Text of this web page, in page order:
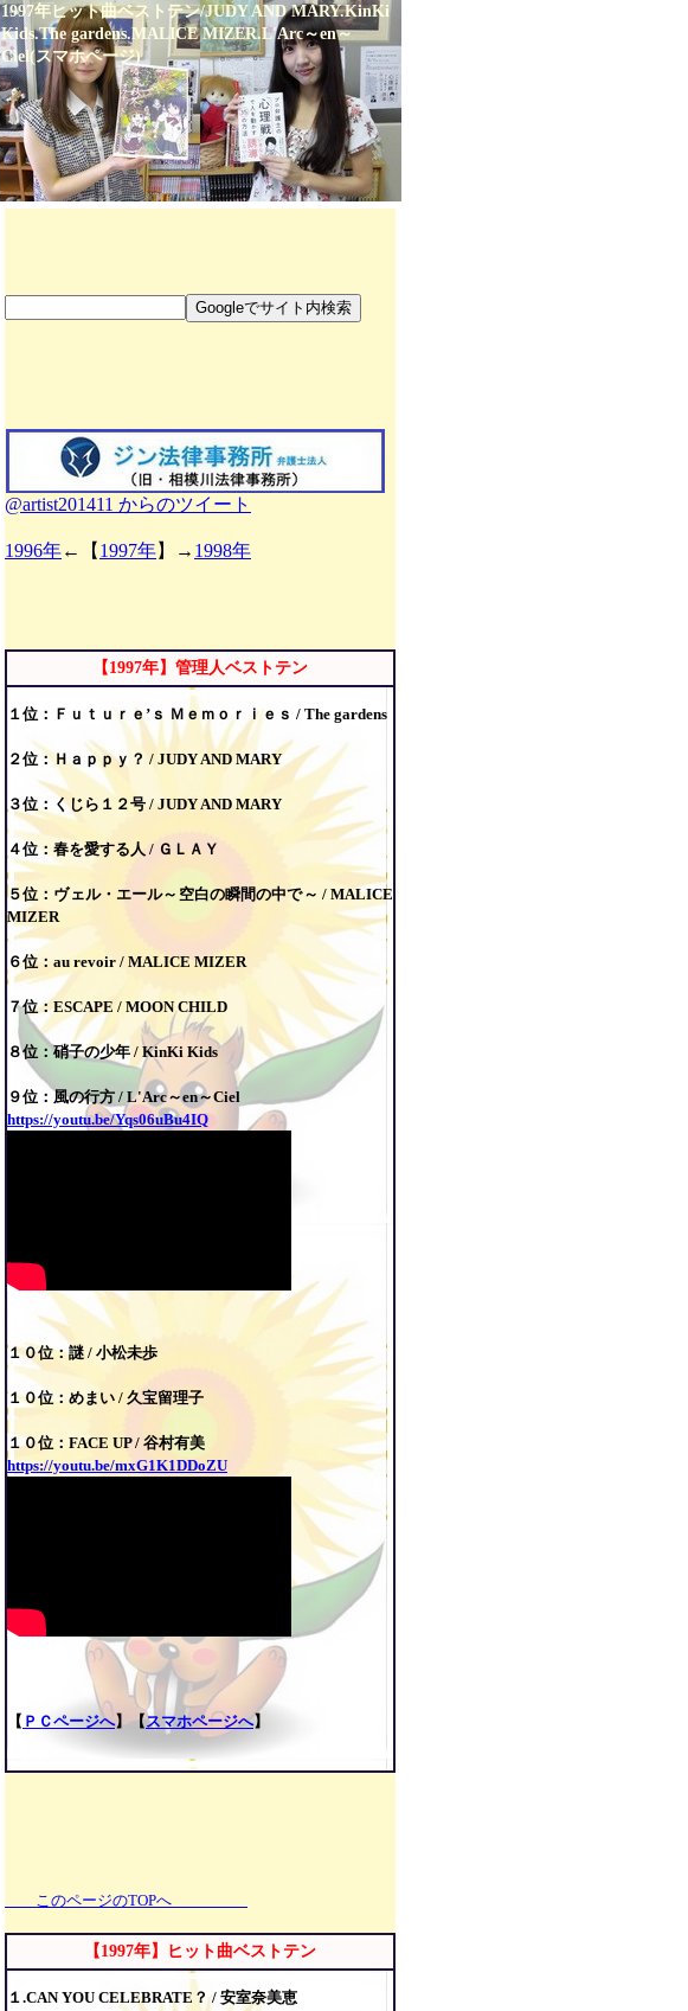
1997年ヒット曲ベストテン/JUDY AND MARY.KinKi
Kids.The gardens.MALICE MIZER.L'Arc～en～
Ciel(スマホページ)
@artist201411 からのツイート
1996年←【 1997年】→ 1998年
【1997年】管理人ベストテン
１位： Ｆｕｔｕｒｅ’ｓ Ｍｅｍｏｒｉｅｓ / The gardens
２位：Ｈａｐｐｙ？ / JUDY AND MARY
３位：くじら１２号 / JUDY AND MARY
４位：春を愛する人 / ＧＬＡＹ
５位： ヴェル・エール～空白の瞬間の中で～ / MALICE
MIZER
６位：au revoir / MALICE MIZER
７位：ESCAPE / MOON CHILD
８位：硝子の少年 / KinKi Kids
９位：風の行方 / L'Arc～en～Ciel
https://youtu.be/Yqs06uBu4IQ
１０位：謎 / 小松未歩
１０位：めまい / 久宝留理子
１０位：FACE UP / 谷村有美
https://youtu.be/mxG1K1DDoZU
【 ＰＣページへ】【スマホページへ】
このページのTOPへ
【1997年】ヒット曲ベストテン
１.CAN YOU CELEBRATE？ / 安室奈美恵